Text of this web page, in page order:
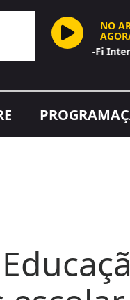
NO
Hi-Fi Internet